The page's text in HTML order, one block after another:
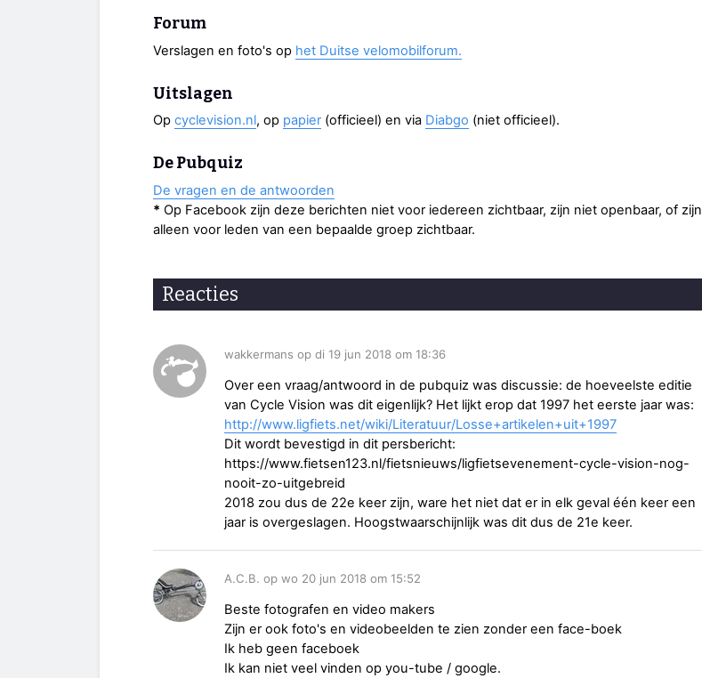
Forum
Verslagen en foto's op het Duitse velomobilforum.
Uitslagen
Op cyclevision.nl, op papier (officieel) en via Diabgo (niet officieel).
De Pubquiz
De vragen en de antwoorden
* Op Facebook zijn deze berichten niet voor iedereen zichtbaar, zijn niet openbaar, of zijn
alleen voor leden van een bepaalde groep zichtbaar.
Reacties
wakkermans op di 19 jun 2018 om 18:36
Over een vraag/antwoord in de pubquiz was discussie: de hoeveelste editie
van Cycle Vision was dit eigenlijk? Het lijkt erop dat 1997 het eerste jaar was:
http://www.ligfiets.net/wiki/Literatuur/Losse+artikelen+uit+1997
Dit wordt bevestigd in dit persbericht:
https://www.fietsen123.nl/fietsnieuws/ligfietsevenement-cycle-vision-nog-
nooit-zo-uitgebreid
2018 zou dus de 22e keer zijn, ware het niet dat er in elk geval één keer een
jaar is overgeslagen. Hoogstwaarschijnlijk was dit dus de 21e keer.
A.C.B. op wo 20 jun 2018 om 15:52
Beste fotografen en video makers
Zijn er ook foto's en videobeelden te zien zonder een face-boek
Ik heb geen faceboek
Ik kan niet veel vinden op you-tube / google.